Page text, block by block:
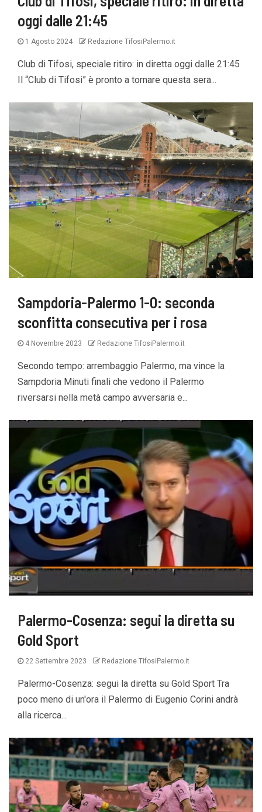
oggi dalle 21:45
1 Agosto 2024 Redazione TifosiPalermo.it
Club di Tifosi, speciale ritiro: in diretta oggi dalle 21:45
Il “Club di Tifosi” è pronto a tornare questa sera...
Sampdoria-Palermo 1-0: seconda
sconfitta consecutiva per i rosa
4 Novembre 2023 Redazione TifosiPalermo.it
Secondo tempo: arrembaggio Palermo, ma vince la
Sampdoria Minuti finali che vedono il Palermo
riversarsi nella metà campo avversaria e...
Palermo-Cosenza: segui la diretta su
Gold Sport
22 Settembre 2023 Redazione TifosiPalermo.it
Palermo-Cosenza: segui la diretta su Gold Sport Tra
poco meno di un'ora il Palermo di Eugenio Corini andrà
alla ricerca...